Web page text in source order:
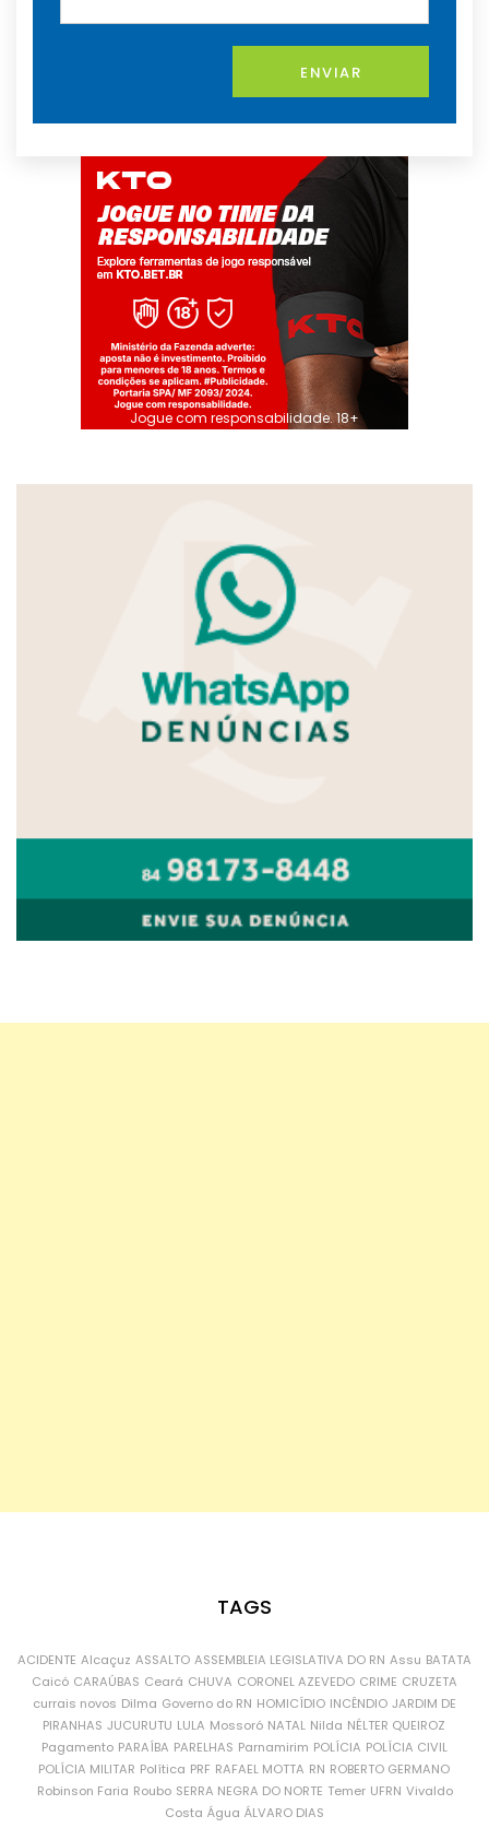
ENVIAR
Jogue com responsabilidade. 18+
TAGS
ACIDENTE Alcaçuz ASSALTO ASSEMBLEIA LEGISLATIVA DO RN Assu BATATA
Caicó CARAÚBAS Ceará CHUVA CORONEL AZEVEDO CRIME CRUZETA
currais novos Dilma Governo do RN HOMICÍDIO INCÊNDIO JARDIM DE
PIRANHAS JUCURUTU LULA Mossoró NATAL Nilda NÉLTER QUEIROZ
Pagamento PARAÍBA PARELHAS Parnamirim POLÍCIA POLÍCIA CIVIL
POLÍCIA MILITAR Política PRF RAFAEL MOTTA RN ROBERTO GERMANO
Robinson Faria Roubo SERRA NEGRA DO NORTE Temer UFRN Vivaldo
Costa Água ÁLVARO DIAS